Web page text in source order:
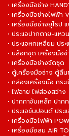
• เครื่องมือช่าง
• เครื่องมือช่างไฟฟ้า
• เครื่องมือช่างยุโรป
• ประแจปากตาย-แหว
• ประแจหกเหลี่ยม ปร
• บล็อกชุด เครื่องมือช่
• เครื่องมือช่างจัดชุด
• ตู้เครื่องมือช่าง ตู้ลิ้
• กล่องเครื่องมือ กระ
• ไฟฉาย ไฟส่องสว่าง
• ปากกาจับเหล็ก ปาก
• ประแจขันปอนด์ ประ
• เครื่องมือไฟฟ้า
• เครื่องมือลม AIR